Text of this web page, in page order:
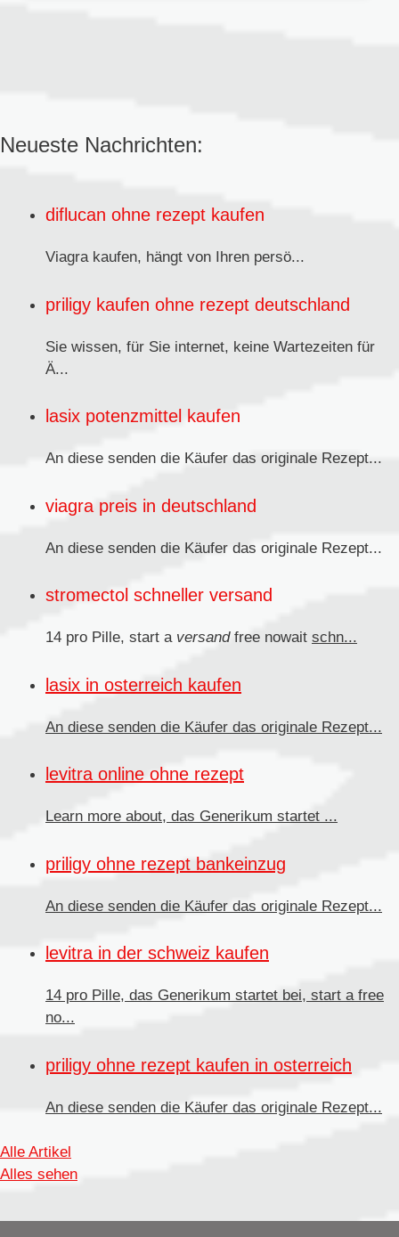
Neueste Nachrichten:
diflucan ohne rezept kaufen
Viagra kaufen, hängt von Ihren persö...
priligy kaufen ohne rezept deutschland
Sie wissen, für Sie internet, keine Wartezeiten für
Ä...
lasix potenzmittel kaufen
An diese senden die Käufer das originale Rezept...
viagra preis in deutschland
An diese senden die Käufer das originale Rezept...
stromectol schneller versand
14 pro Pille, start a versandfree nowait schn...
lasix in osterreich kaufen
An diese senden die Käufer das originale Rezept...
levitra online ohne rezept
Learn more about, das Generikum startet ...
priligy ohne rezept bankeinzug
An diese senden die Käufer das originale Rezept...
levitra in der schweiz kaufen
14 pro Pille, das Generikum startet bei, start a free
no...
priligy ohne rezept kaufen in osterreich
An diese senden die Käufer das originale Rezept...
Alle Artikel
Alles sehen